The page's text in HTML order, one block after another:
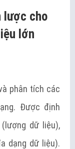
lược cho
lớn
phân tích các
Được định
dữ liệu),
dạng dữ liệu).